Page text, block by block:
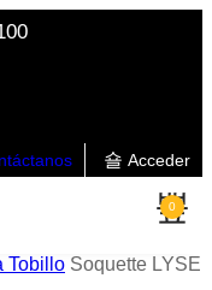
Acceder
0
Tobillo Soquette LYSE